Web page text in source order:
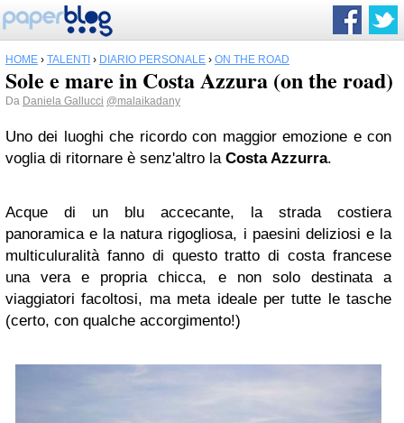
HOME › TALENTI › DIARIO PERSONALE › ON THE ROAD
Sole e mare in Costa Azzura (on the road)
Da Daniela Gallucci @malaikadany
Uno dei luoghi che ricordo con maggior emozione e con
voglia di ritornare è senz'altro la Costa Azzurra.
Acque di un blu accecante, la strada costiera
panoramica e la natura rigogliosa, i paesini deliziosi e la
multiculuralità fanno di questo tratto di costa francese
una vera e propria chicca, e non solo destinata a
viaggiatori facoltosi, ma meta ideale per tutte le tasche
(certo, con qualche accorgimento!)